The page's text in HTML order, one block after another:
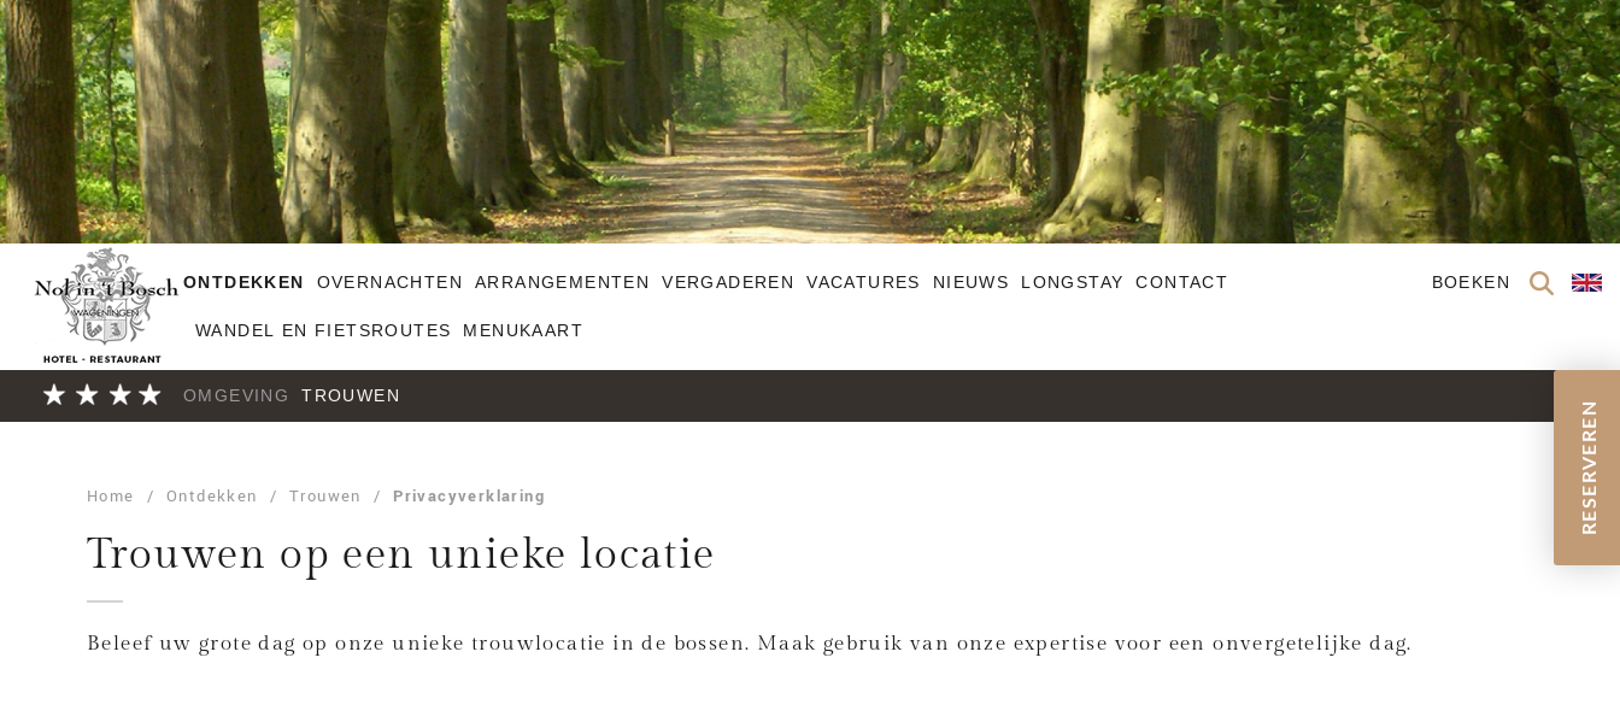
BOEKEN
ONTDEKKEN OVERNACHTEN ARRANGEMENTEN VERGADEREN VACATURES NIEUWS LONGSTAY CONTACT
WANDEL EN FIETSROUTES MENUKAART
OMGEVING TROUWEN
Home / Ontdekken / Trouwen / Privacyverklaring
Trouwen op een unieke locatie
Beleef uw grote dag op onze unieke trouwlocatie in de bossen. Maak gebruik van onze expertise voor een onvergetelijke dag.
RESERVEREN